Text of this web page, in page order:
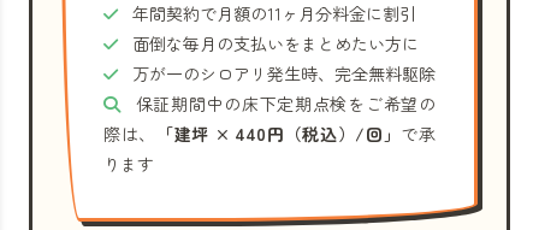
年間契約で月額の11ヶ月分料金に割引
面倒な毎月の支払いをまとめたい方に
万が一のシロアリ発生時、完全無料駆除
保証期間中の床下定期点検をご希望の
際は、
「建坪 × 440円（税込）/回」 で承
ります